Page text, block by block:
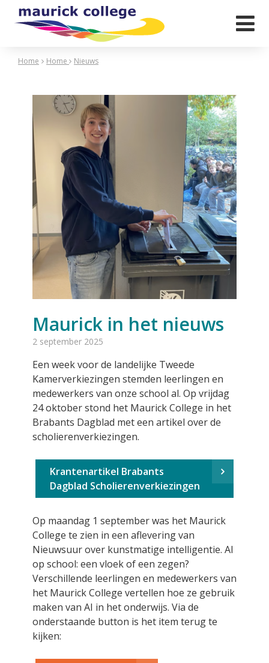

Home Home Nieuws
Maurick in het nieuws
2 september 2025
Een week voor de landelijke Tweede
Kamerverkiezingen stemden leerlingen en
medewerkers van onze school al. Op vrijdag
24 oktober stond het Maurick College in het
Brabants Dagblad met een artikel over de
scholierenverkiezingen.
Krantenartikel Brabants
Dagblad Scholierenverkiezingen
Op maandag 1 september was het Maurick
College te zien in een aflevering van
Nieuwsuur over kunstmatige intelligentie. AI
op school: een vloek of een zegen?
Verschillende leerlingen en medewerkers van
het Maurick College vertellen hoe ze gebruik
maken van AI in het onderwijs. Via de
onderstaande button is het item terug te
kijken: